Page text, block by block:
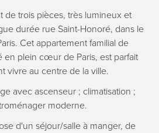
de trois pièces, très lumineux et
durée rue Saint-Honoré, dans le
Cet appartement familial de
en plein cœur de Paris, est parfait
vivre au centre de la ville.
avec ascenseur ; climatisation ;
moderne.
d'un séjour/salle à manger, de